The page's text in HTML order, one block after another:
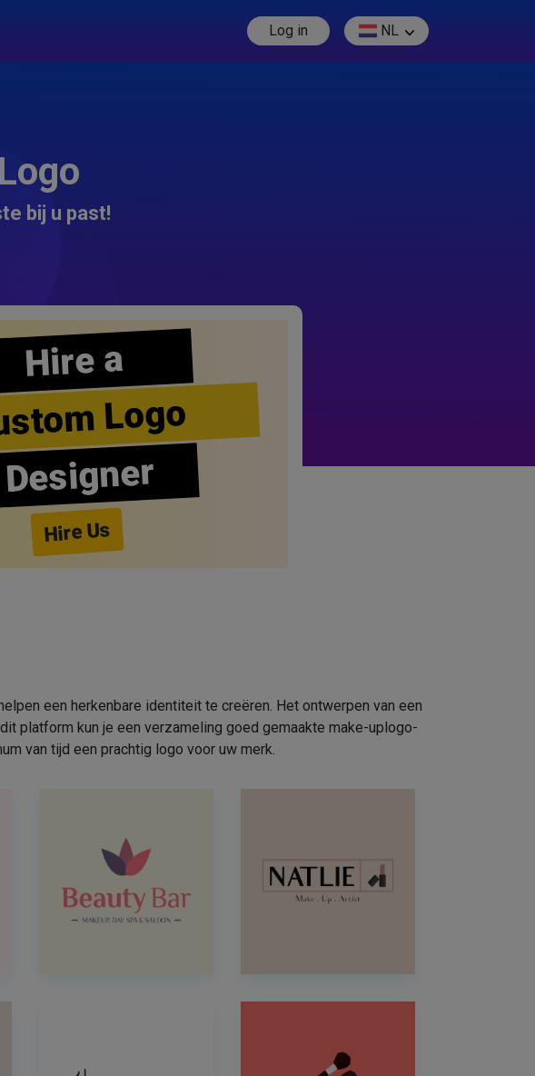
Log in NL
bij u past!
Hire a
Logo
Designer
Hire Us
een herkenbare identiteit te creëren. Het ontwerpen van een
platform kun je een verzameling goed gemaakte make-uplogo-
van tijd een prachtig logo voor uw merk.